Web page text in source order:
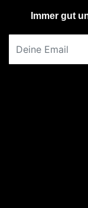
Immer gut